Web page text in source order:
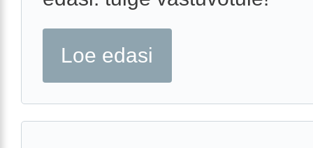
Loe edasi